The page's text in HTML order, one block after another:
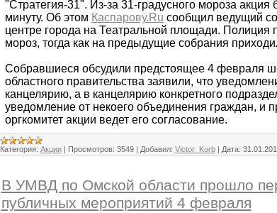
"Стратегия-31". Из-за 31-градусного мороза
минуту. Об этом Каспарову.Ru сообщил ведущий
центре города на Театральной площади.
мороз, тогда как на предыдущие собрания
Собравшиеся обсудили предстоящее 4 февраля
областного правительства заявили, что
канцелярию, а в канцелярию конкретного
уведомление от некоего объединения граждан, и
оргкомитет акции ведет его согласование.
Категория: Акции | Просмотров: 3549 | Добавил: Victor_Korb | Дата:
В УМВД по Омской области прошло
публичных мероприятий 4 февраля